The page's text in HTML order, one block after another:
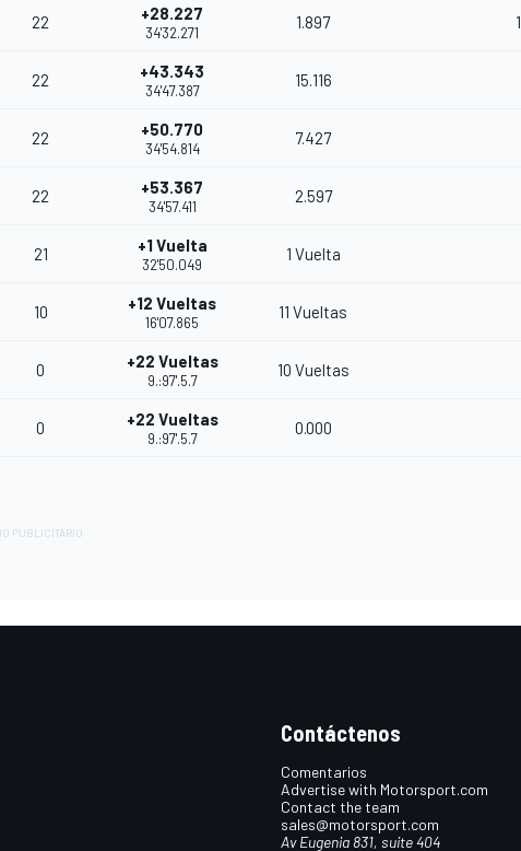
22 +28.227
34'32.271
1.897 1
22 +43.343
34'47.387
15.116
22 +50.770
34'54.814
7.427
22 +53.367
34'57.411
2.597
21 +1 Vuelta
32'50.049
1 Vuelta
10 +12 Vueltas
16'07.865
11 Vueltas
0 +22 Vueltas
9.:97'.5.7
10 Vueltas
0 +22 Vueltas
9.:97'.5.7
0.000
Contáctenos
Comentarios
Advertise with Motorsport.com
Contact the team
sales@motorsport.com
Av Eugenia 831, suite 404